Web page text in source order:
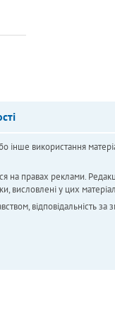
використання
на правах реклами.
висловлені у цих
відповідальність